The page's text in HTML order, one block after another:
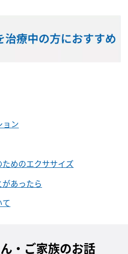
ョン
めのエクササイズ
あったら
・ご家族のお話